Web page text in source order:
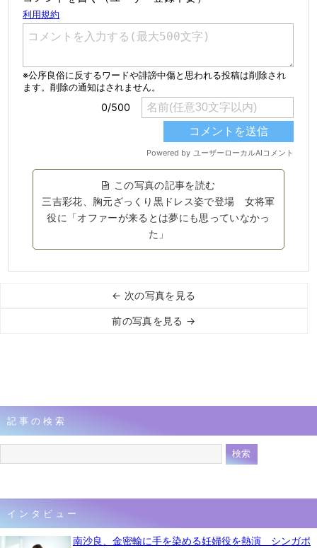
この写真の記事を読む
三吉彩花、胸元ざっくり黒ドレス姿で登場 女将軍
役に「オファーが来るとは夢にも思っていなかっ
た」
← 次の写真を見る
前の写真を見る →
記事の検索
インタビュー
南沙良、金密輸に手を染める妊婦役を熱演 シンガポ